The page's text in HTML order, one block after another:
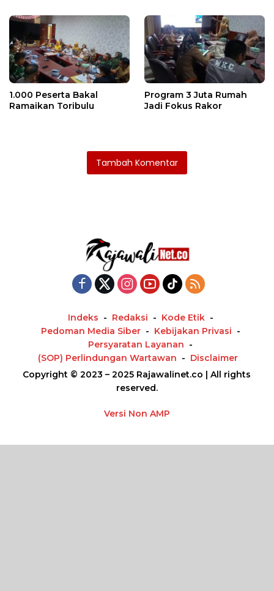
1.000 Peserta Bakal
Ramaikan Toribulu
Program 3 Juta Rumah
Jadi Fokus Rakor
Tambah Komentar
Indeks Redaksi
Kode Etik
Pedoman Media Siber
Kebijakan Privasi
Persyaratan Layanan
(SOP) Perlindungan Wartawan
Disclaimer
Copyright © 2023 – 2025 Rajawalinet.co | All rights
reserved.
Versi Non AMP